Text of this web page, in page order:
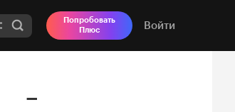
Попробовать
Плюс
Войти
–